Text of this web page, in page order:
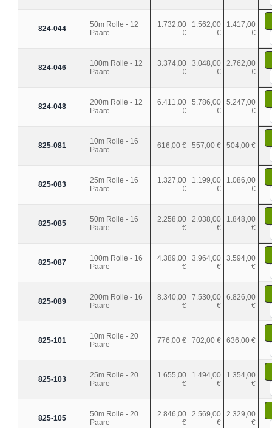
824-044
50m Rolle - 12
Paare
1.732,00
€
1.562,00
€
1.417,00
€
824-046
100m Rolle - 12
Paare
3.374,00
€
3.048,00
€
2.762,00
€
824-048
200m Rolle - 12
Paare
6.411,00
€
5.786,00
€
5.247,00
€
825-081
10m Rolle - 16
Paare
616,00 € 557,00 € 504,00 €
825-083
25m Rolle - 16
Paare
1.327,00
€
1.199,00
€
1.086,00
€
825-085
50m Rolle - 16
Paare
2.258,00
€
2.038,00
€
1.848,00
€
825-087
100m Rolle - 16
Paare
4.389,00
€
3.964,00
€
3.594,00
€
825-089
200m Rolle - 16
Paare
8.340,00
€
7.530,00
€
6.826,00
€
825-101
10m Rolle - 20
Paare
776,00 € 702,00 € 636,00 €
825-103
25m Rolle - 20
Paare
1.655,00
€
1.494,00
€
1.354,00
€
825-105
50m Rolle - 20
Paare
2.846,00
€
2.569,00
€
2.329,00
€